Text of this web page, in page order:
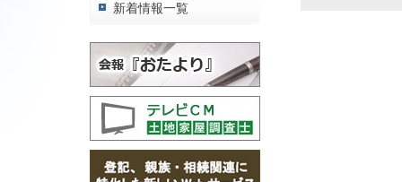
新着情報一覧